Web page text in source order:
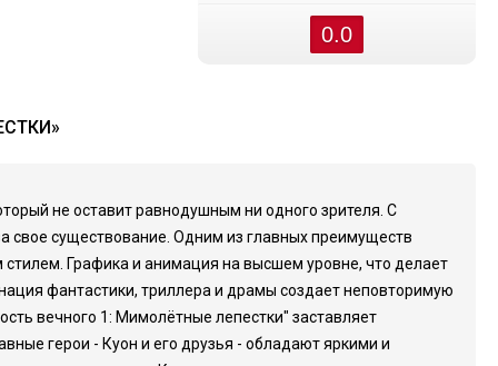
0.0
не оставит равнодушным ни одного зрителя. С
свое существование. Одним из главных преимуществ
Графика и анимация на высшем уровне, что делает
фантастики, триллера и драмы создает неповторимую
вечного 1: Мимолётные лепестки" заставляет
герои - Куон и его друзья - обладают яркими и